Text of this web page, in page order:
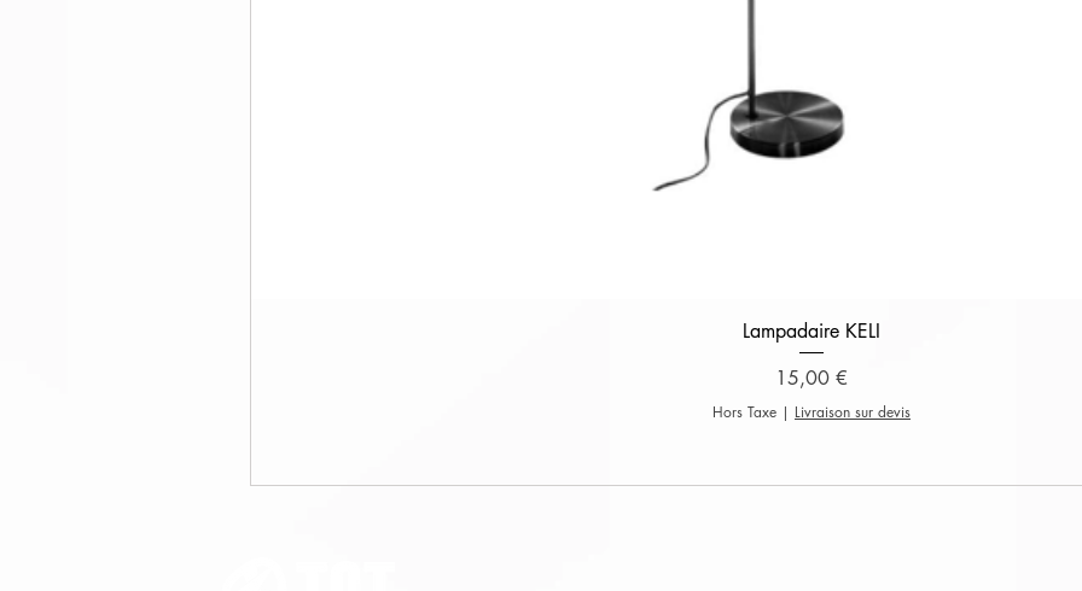
Aperçu rapide
Lampadaire KELI
Prix
15,00 €
Hors Taxe | Livraison sur devis